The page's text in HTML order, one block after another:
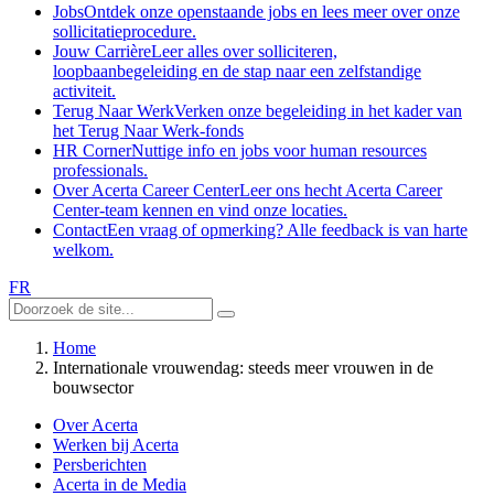
JobsOntdek onze openstaande jobs en lees meer over onze
sollicitatieprocedure.
Jouw CarrièreLeer alles over solliciteren,
loopbaanbegeleiding en de stap naar een zelfstandige
activiteit.
Terug Naar WerkVerken onze begeleiding in het kader van
het Terug Naar Werk-fonds
HR CornerNuttige info en jobs voor human resources
professionals.
Over Acerta Career CenterLeer ons hecht Acerta Career
Center-team kennen en vind onze locaties.
ContactEen vraag of opmerking? Alle feedback is van harte
welkom.
FR
Home
Internationale vrouwendag: steeds meer vrouwen in de
bouwsector
Over Acerta
Werken bij Acerta
Persberichten
Acerta in de Media